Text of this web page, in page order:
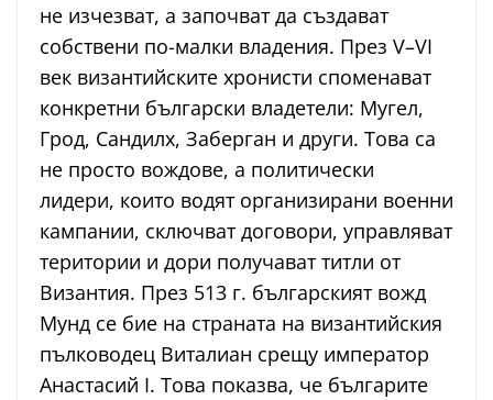
не изчезват, а започват да създават
собствени по-малки владения. През V–VI
век византийските хронисти споменават
конкретни български владетели: Мугел,
Грод, Сандилх, Заберган и други. Това са
не просто вождове, а политически
лидери, които водят организирани военни
кампании, сключват договори, управляват
територии и дори получават титли от
Византия. През 513 г. българският вожд
Мунд се бие на страната на византийския
пълководец Виталиан срещу император
Анастасий I. Това показва, че българите